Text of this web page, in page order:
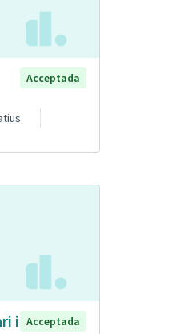
Acceptada
i Acceptada